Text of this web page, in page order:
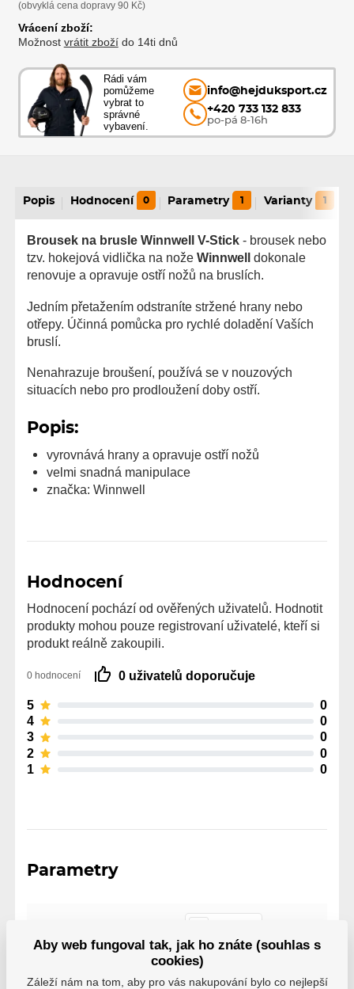
(obvyklá cena dopravy 90 Kč)
Vrácení zboží:
Možnost vrátit zbožído 14ti dnů
Rádi vám
pomůžeme
vybrat to
správné
vybavení.
info@hejduksport.cz
+420 733 132 833
po-pá 8-16h
Popis Hodnocení 0 Parametry 1 Varianty 1
Brousek na brusle Winnwell V-Stick - brousek nebo
tzv. hokejová vidlička na nože Winnwell
dokonale
renovuje a opravuje ostří nožů na bruslích.
Jedním přetažením odstraníte stržené hrany nebo
otřepy. Účinná pomůcka pro rychlé doladění Vaších
bruslí.
Nenahrazuje broušení, používá se v nouzových
situacích nebo pro prodloužení doby ostří.
Popis:
vyrovnává hrany a opravuje ostří nožů
velmi snadná manipulace
značka: Winnwell
Hodnocení
Hodnocení pochází od ověřených uživatelů. Hodnotit
produkty mohou pouze registrovaní uživatelé, kteří si
produkt reálně zakoupili.
0 hodnocení 0 uživatelů doporučuje
5
0
4
0
3
0
2
0
1
0
Parametry
Aby web fungoval tak, jak ho znáte (souhlas s
cookies)
Záleží nám na tom, aby pro vás nakupování bylo co nejlepší